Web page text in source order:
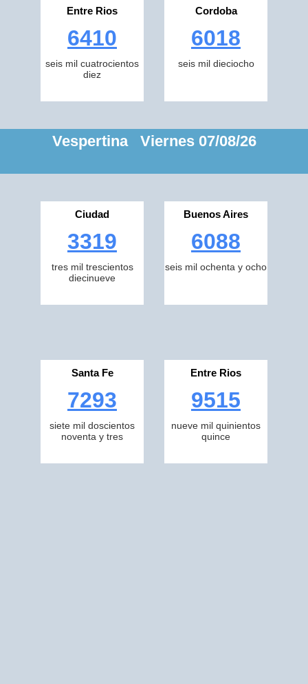
Entre Rios
6410
seis mil cuatrocientos
diez
Cordoba
6018
seis mil dieciocho
Vespertina Viernes 07/08/26
Ciudad
3319
tres mil trescientos
diecinueve
Buenos Aires
6088
seis mil ochenta y ocho
Santa Fe
7293
siete mil doscientos
noventa y tres
Entre Rios
9515
nueve mil quinientos
quince